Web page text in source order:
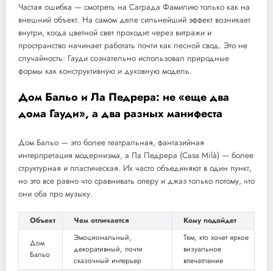
Частая ошибка — смотреть на Саграда Фамилию только как на
внешний объект. На самом деле сильнейший эффект возникает
внутри, когда цветной свет проходит через витражи и
пространство начинает работать почти как лесной свод. Это не
случайность: Гауди сознательно использовал природные
формы как конструктивную и духовную модель.
Дом Бальо и Ла Педрера: не «еще два
дома Гауди», а два разных манифеста
Дом Бальо — это более театральная, фантазийная
интерпретация модернизма, а Ла Педрера (Casa Milà) — более
структурная и пластическая. Их часто объединяют в один пункт,
но это все равно что сравнивать оперу и джаз только потому, что
они оба про музыку.
Объект Чем отличается Кому подойдет
Дом
Бальо
Эмоциональный,
декоративный, почти
сказочный интерьер
Тем, кто хочет яркое
визуальное
впечатление